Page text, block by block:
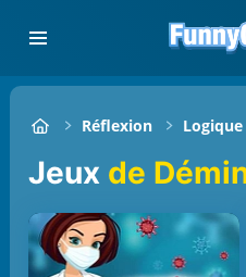
Réflexion Logique
Jeux de